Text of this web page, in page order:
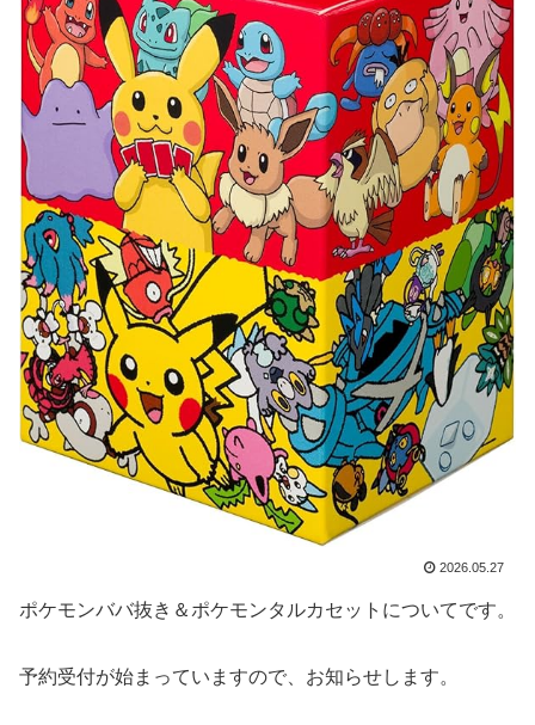
2026.05.27
ポケモンババ抜き＆ポケモンタルカセットについてです。
予約受付が始まっていますので、お知らせします。